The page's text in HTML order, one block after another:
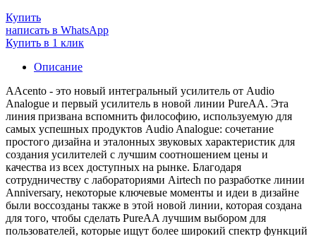
Купить
написать в WhatsApp
Купить в 1 клик
Описание
AAcento - это новый интегральный усилитель от Audio
Analogue и первый усилитель в новой линии PureAA. Эта
линия призвана вспомнить философию, используемую для
самых успешных продуктов Audio Analogue: сочетание
простого дизайна и эталонных звуковых характеристик для
создания усилителей с лучшим соотношением цены и
качества из всех доступных на рынке. Благодаря
сотрудничеству с лабораториями Airtech по разработке линии
Anniversary, некоторые ключевые моменты и идеи в дизайне
были воссозданы также в этой новой линии, которая создана
для того, чтобы сделать PureAA лучшим выбором для
пользователей, которые ищут более широкий спектр функций